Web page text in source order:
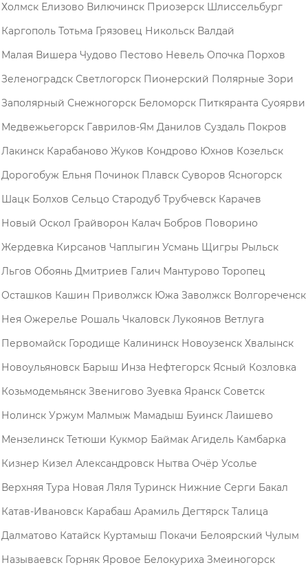
Холмск Елизово Вилючинск Приозерск Шлиссельбург
Каргополь Тотьма Грязовец Никольск Валдай
Малая Вишера Чудово Пестово Невель Опочка Порхов
Зеленоградск Светлогорск Пионерский Полярные Зори
Заполярный Снежногорск Беломорск Питкяранта Суоярви
Медвежьегорск Гаврилов-Ям Данилов Суздаль Покров
Лакинск Карабаново Жуков Кондрово Юхнов Козельск
Дорогобуж Ельня Починок Плавск Суворов Ясногорск
Шацк Болхов Сельцо Стародуб Трубчевск Карачев
Новый Оскол Грайворон Калач Бобров Поворино
Жердевка Кирсанов Чаплыгин Усмань Щигры Рыльск
Льгов Обоянь Дмитриев Галич Мантурово Торопец
Осташков Кашин Приволжск Южа Заволжск Волгореченск
Нея Ожерелье Рошаль Чкаловск Лукоянов Ветлуга
Первомайск Городище Калининск Новоузенск Хвалынск
Новоульяновск Барыш Инза Нефтегорск Ясный Козловка
Козьмодемьянск Звенигово Зуевка Яранск Советск
Нолинск Уржум Малмыж Мамадыш Буинск Лаишево
Мензелинск Тетюши Кукмор Баймак Агидель Камбарка
Кизнер Кизел Александровск Нытва Очёр Усолье
Верхняя Тура Новая Ляля Туринск Нижние Серги Бакал
Катав-Ивановск Карабаш Арамиль Дегтярск Талица
Далматово Катайск Куртамыш Покачи Белоярский Чулым
Называевск Горняк Яровое Белокуриха Змеиногорск